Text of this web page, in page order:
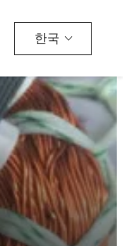
한국